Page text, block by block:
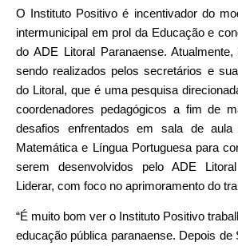
O Instituto Positivo é incentivador do
intermunicipal em prol da Educação e
do ADE Litoral Paranaense.
sendo realizados pelos secretários e
do Litoral, que é uma pesquisa
coordenadores pedagógicos a fim de
desafios enfrentados em sala de
Matemática e Língua Portuguesa para
serem desenvolvidos pelo ADE
Liderar, com foco no aprimoramento do
“É muito bom ver o Instituto Positivo
educação pública paranaense. Depois de